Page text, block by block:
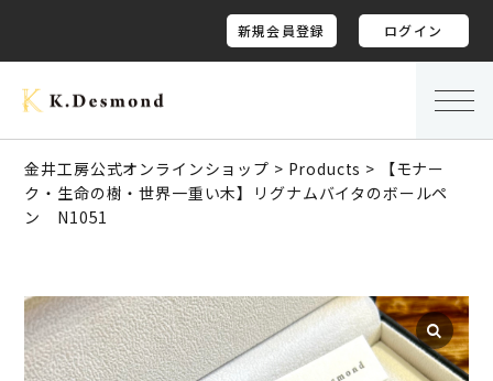
新規会員登録 ログイン
金井工房公式オンラインショップ > Products >
【モナー
ク・生命の樹・世界一重い木】リグナムバイタのボールペ
ン N1051